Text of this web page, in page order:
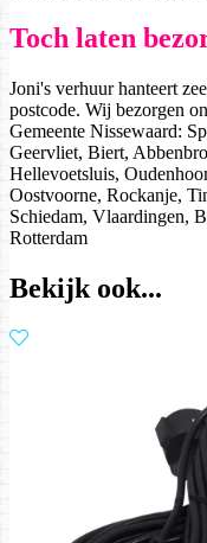
Toch laten
Joni's verhuur hanteert
postcode. Wij bezorgen
Gemeente Nissewaard:
Geervliet, Biert,
Hellevoetsluis,
Oostvoorne, Rockanje,
Schiedam, Vlaardingen,
Rotterdam
Bekijk ook...